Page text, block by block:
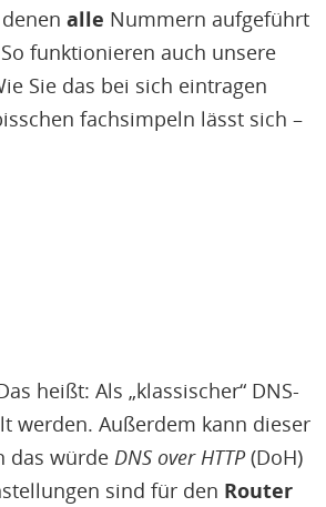
alle Nummern aufgeführt
funktionieren auch unsere
Sie das bei sich eintragen
fachsimpeln lässt sich –
heißt: Als „klassischer“ DNS-
werden. Außerdem kann dieser
das würde DNS over HTTP(DoH)
sind für den Router